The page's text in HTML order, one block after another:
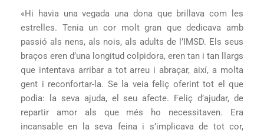
«Hi havia una vegada una dona que brillava com les
estrelles. Tenia un cor molt gran que dedicava amb
passió als nens, als nois, als adults de l’IMSD. Els seus
braços eren d’una longitud colpidora, eren tan i tan llargs
que intentava arribar a tot arreu i abraçar, així, a molta
gent i reconfortar-la. Se la veia feliç oferint tot el que
podia: la seva ajuda, el seu afecte. Feliç d’ajudar, de
repartir amor als que més ho necessitaven. Era
incansable en la seva feina i s’implicava de tot cor,